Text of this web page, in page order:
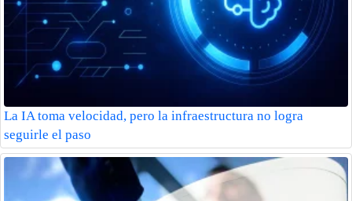
La IA toma velocidad, pero la infraestructura no logra
seguirle el paso